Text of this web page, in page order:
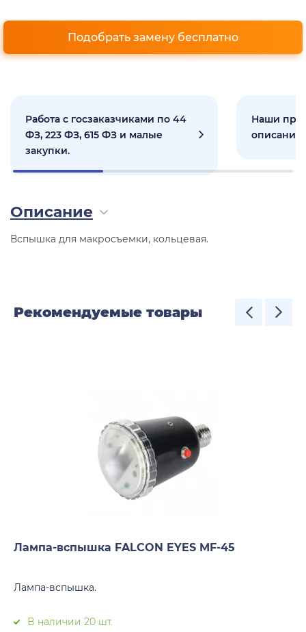
Подобрать замену бесплатно
Работа с госзаказчиками по 44
ФЗ, 223 ФЗ, 615 ФЗ и малые
закупки.
Наши
Описание
Вспышка для макросъемки, кольцевая.
Рекомендуемые товары
Лампа-вспышка FALCON EYES MF-45
Лампа-вспышка.
В наличии 20 шт.